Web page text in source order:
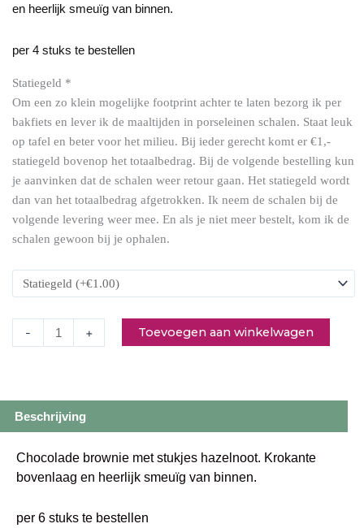
en heerlijk smeuïg van binnen.
per 4 stuks te bestellen
Statiegeld *
Om een zo klein mogelijke footprint achter te laten bezorg ik per
bakfiets en lever ik de maaltijden in porseleinen schalen. Staat leuk
op tafel en beter voor het milieu. Bij ieder gerecht komt er €1,-
statiegeld bovenop het totaalbedrag. Bij de volgende bestelling kun
je aanvinken dat de schalen weer retour gaan. Het statiegeld wordt
dan van het totaalbedrag afgetrokken. Ik neem de schalen bij de
volgende levering weer mee. En als je niet meer bestelt, kom ik de
schalen gewoon bij je ophalen.
-
Chocolade
brownie
met
hazelnoot
(6
stukken)
aantal
+ Toevoegen aan winkelwagen
Beschrijving
Chocolade brownie met stukjes hazelnoot. Krokante
bovenlaag en heerlijk smeuïg van binnen.
per 6 stuks te bestellen